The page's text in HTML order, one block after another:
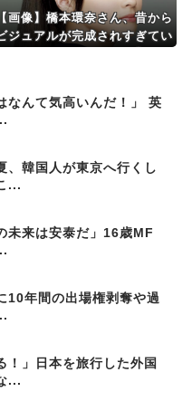
【画像】橋本環奈さん、昔から
ジュアルが完成されすぎてい
なんて気高いんだ！」 英
、韓国人が東京へ行くし
...
未来は安泰だ」16歳MF
10年間の出場権剥奪や過
！」日本を旅行した外国
...